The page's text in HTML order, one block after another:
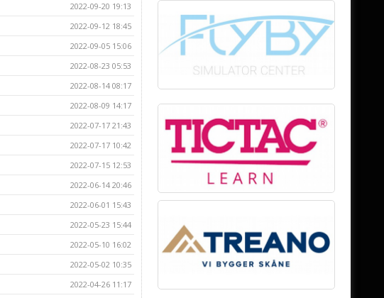
2022-09-20 19:13
2022-09-12 18:45
2022-09-05 15:06
2022-08-23 05:53
2022-08-14 08:17
2022-08-09 14:17
2022-07-17 21:43
2022-07-17 10:42
2022-07-15 12:53
2022-06-14 20:46
2022-06-01 15:43
2022-05-23 15:44
2022-05-10 16:02
2022-05-02 10:35
2022-04-26 11:17